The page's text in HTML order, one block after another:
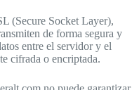
(Secure Socket Layer),
de forma segura y
entre el servidor y el
cifrada o encriptada.